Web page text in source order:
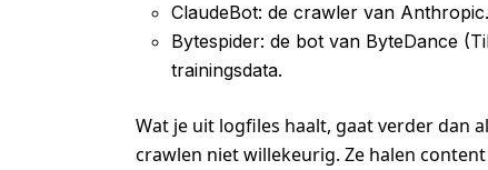
ClaudeBot: de crawler van Anthropic.
Bytespider: de bot van ByteDance
trainingsdata.
Wat je uit logfiles haalt, gaat verder dan
crawlen niet willekeurig. Ze halen